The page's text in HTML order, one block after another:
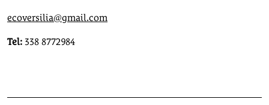
ecoversilia@gmail.com
Tel: 338 8772984